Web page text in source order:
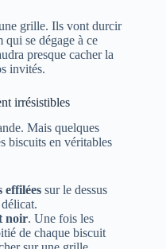
grille. Ils vont durcir
se dégage à ce
presque cacher la
invités.
irrésistibles
Mais quelques
biscuits en véritables
effilées sur le dessus
noir. Une fois les
de chaque biscuit